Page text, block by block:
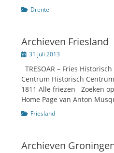
Categorien
Drente
Archieven Friesland
Geplaatst
31 juli 2013
TRESOAR – Fries
Centrum Historisch
1811 Alle friezen Zoeken
Home Page van Anton
Categorien
Friesland
Archieven